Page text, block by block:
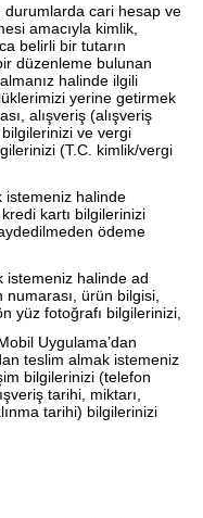
durumlarda cari hesap ve
amacıyla kimlik,
belirli bir tutarın
düzenleme bulunan
halinde ilgili
yerine getirmek
alışveriş (alışveriş
ve vergi
(T.C. kimlik/vergi
istemeniz halinde
kartı bilgilerinizi
ödeme
istemeniz halinde ad
ürün bilgisi,
yüz fotoğrafı bilgilerinizi,
Uygulama’dan
teslim almak istemeniz
bilgilerinizi (telefon
tarihi, miktarı,
tarihi) bilgilerinizi